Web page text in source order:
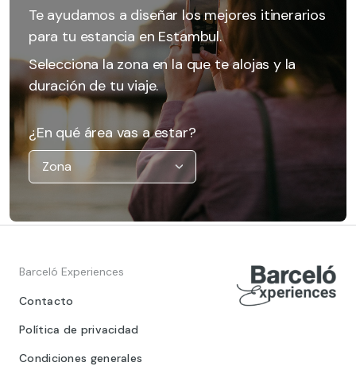
Te ayudamos a diseñar los mejores itinerarios
para tu estancia en Estambul.
Selecciona la zona en la que te alojas y la
duración de tu viaje.
¿En qué área vas a estar?
Barceló Experiences
Contacto
Política de privacidad
Condiciones generales